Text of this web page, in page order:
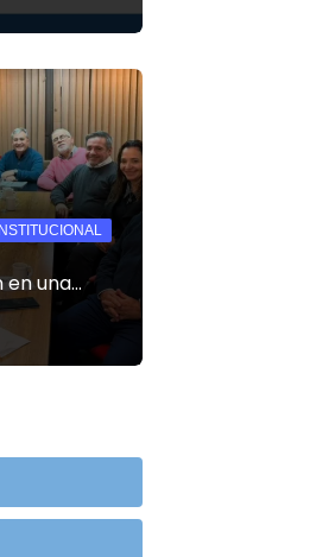
INSTITUCIONAL
en una…